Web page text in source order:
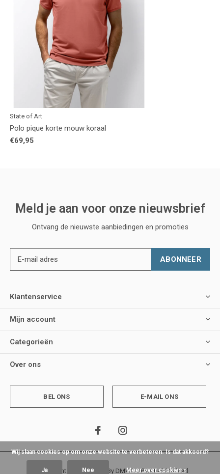
State of Art
Polo pique korte mouw koraal
€69,95
Meld je aan voor onze nieuwsbrief
Ontvang de nieuwste aanbiedingen en promoties
ABONNEER
Klantenservice
Mijn account
Categorieën
Over ons
BEL ONS E-MAIL ONS
© Copyright - Theme By DMWSxPlus+-RSS-feed
Wij slaan cookies op om onze website te verbeteren. Is dat akkoord?
Ja Nee Meer over cookies »